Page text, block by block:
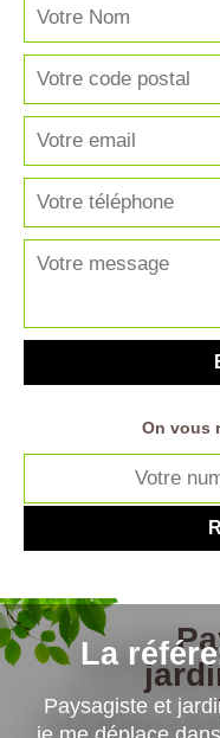
La
Paysagiste et
On vous